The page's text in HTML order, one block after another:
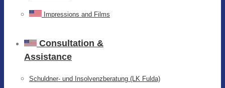
Impressions and Films
Consultation &
Assistance
Schuldner- und Insolvenzberatung (LK Fulda)